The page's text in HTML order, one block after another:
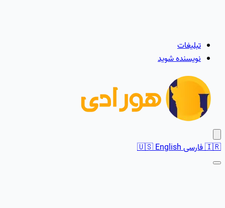
تبلیغات
نویسنده شوید
🇮🇷فارسی 🇺🇸English